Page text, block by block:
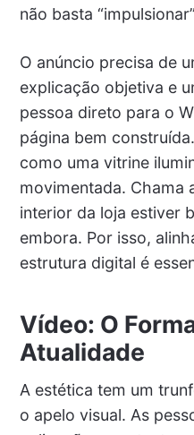
não basta
O anúncio precisa de
explicação objetiva e
pessoa direto para o
página bem
como uma vitrine
movimentada. Chama
interior da loja estiver
embora. Por isso,
estrutura digital é
Vídeo: O
Atualidade
A estética tem um
o apelo visual. As